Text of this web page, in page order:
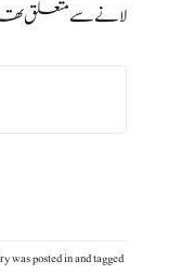
لانے سے متعلق
was posted inand tagged